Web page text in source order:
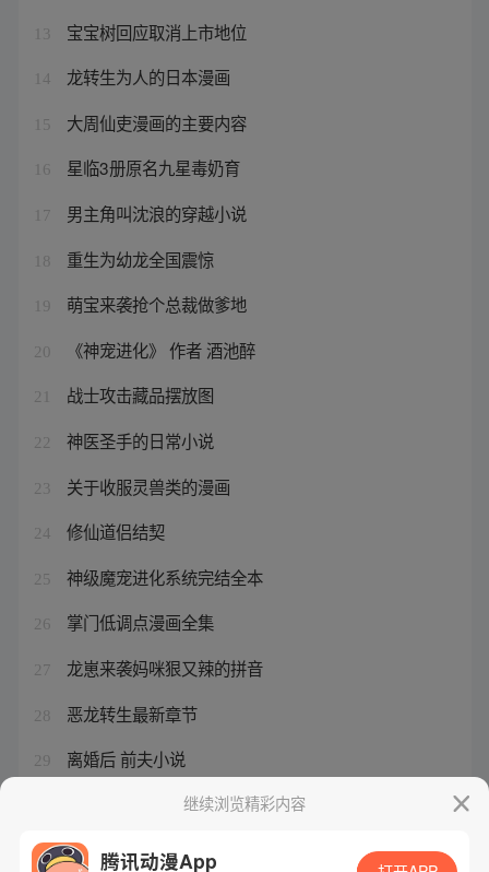
13 宝宝树回应取消上市地位
14 龙转生为人的日本漫画
15 大周仙吏漫画的主要内容
16 星临3册原名九星毒奶育
17 男主角叫沈浪的穿越小说
18 重生为幼龙全国震惊
19 萌宝来袭抢个总裁做爹地
20 《神宠进化》 作者 酒池醉
21 战士攻击藏品摆放图
22 神医圣手的日常小说
23 关于收服灵兽类的漫画
24 修仙道侣结契
25 神级魔宠进化系统完结全本
26 掌门低调点漫画全集
27 龙崽来袭妈咪狠又辣的拼音
28 恶龙转生最新章节
29 离婚后 前夫小说
御水麒麟是谁的坐骑继续浏览精彩内容
腾讯动漫App